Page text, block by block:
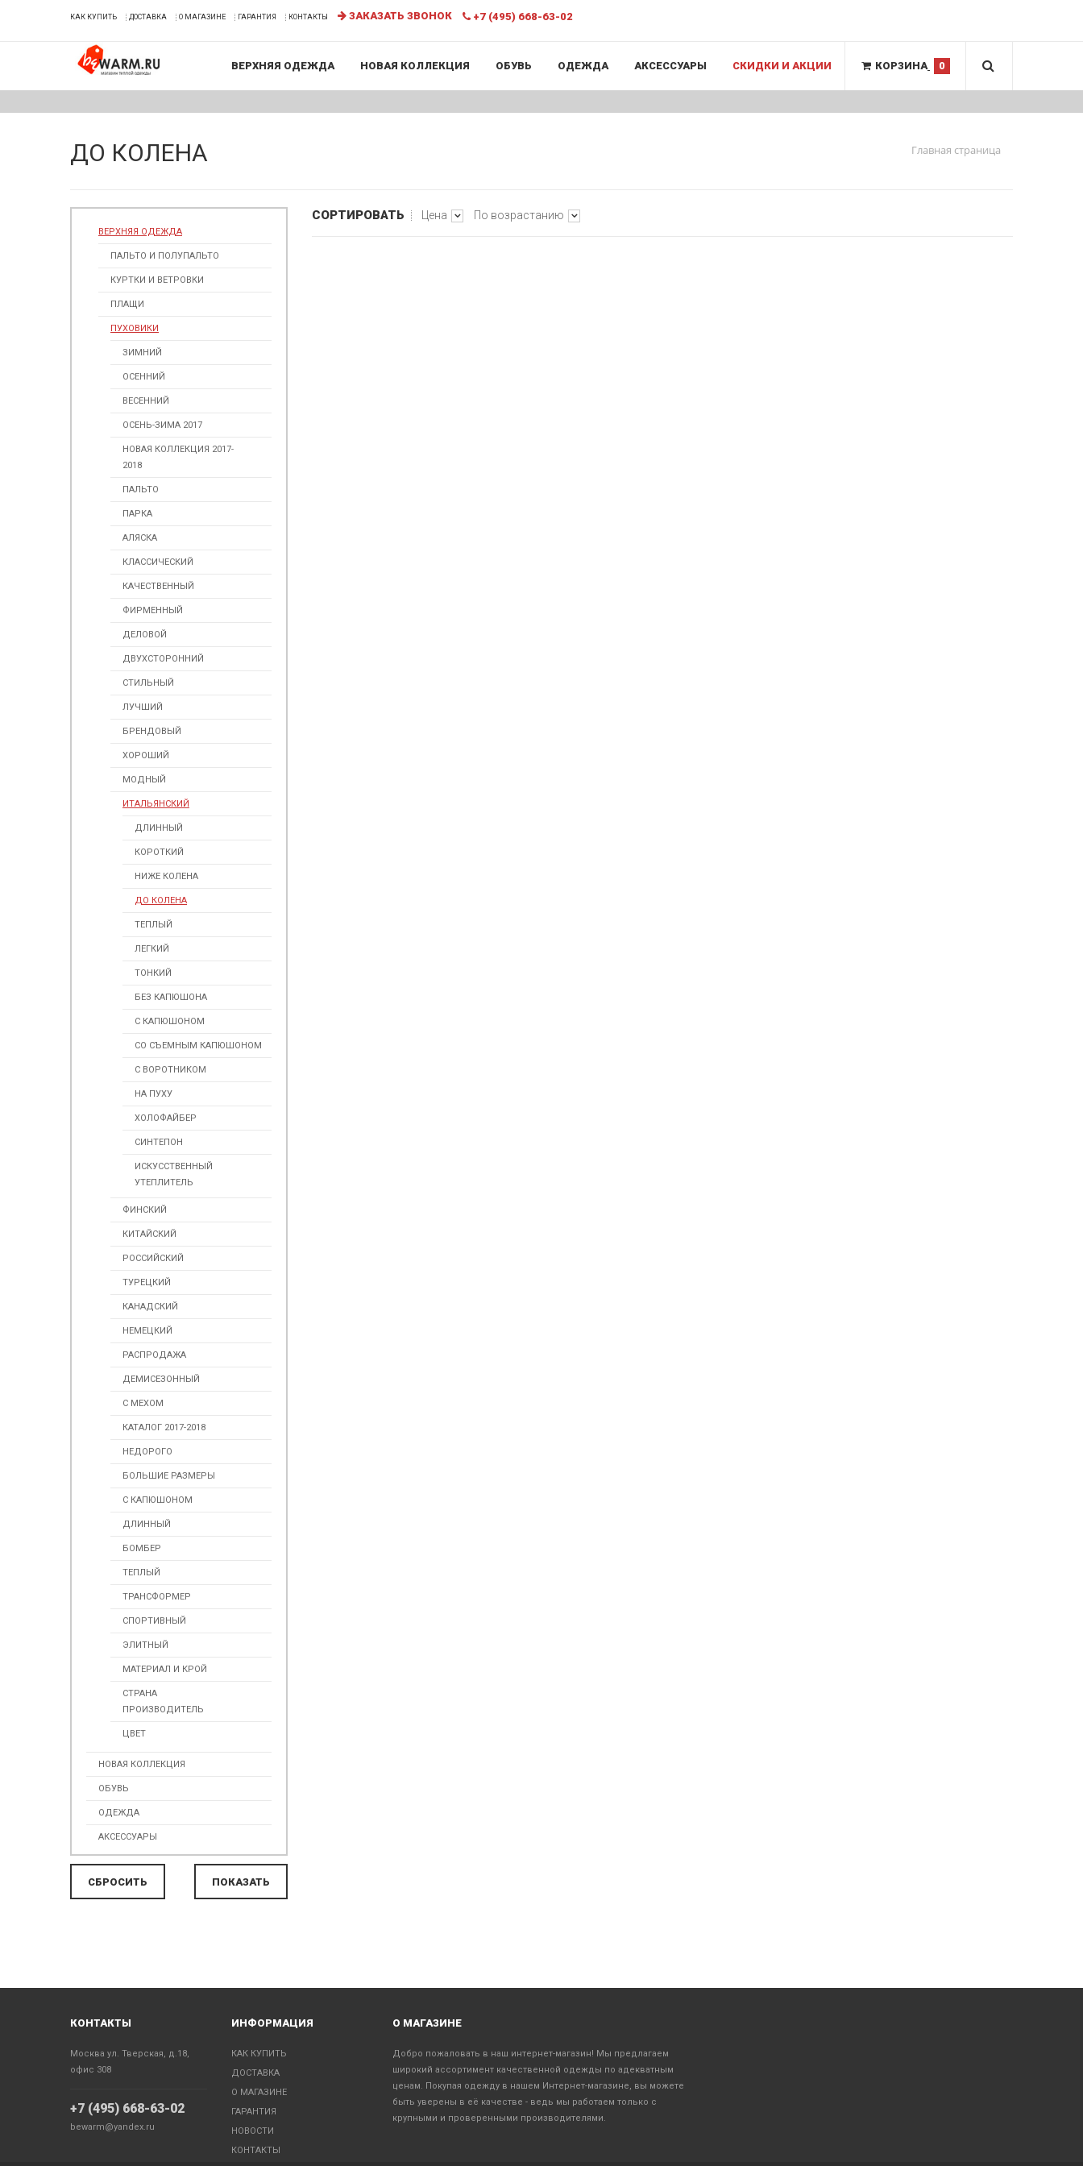
КАК КУПИТЬ ДОСТАВКА О МАГАЗИНЕ ГАРАНТИЯ КОНТАКТЫ ЗАКАЗАТЬ ЗВОНОК +7 (495) 668-63-02
КОРЗИНА 0
ВЕРХНЯЯ ОДЕЖДА НОВАЯ КОЛЛЕКЦИЯ ОБУВЬ ОДЕЖДА АКСЕССУАРЫ СКИДКИ И АКЦИИ
ДО КОЛЕНА Главная страница
ВЕРХНЯЯ ОДЕЖДА
ПАЛЬТО И ПОЛУПАЛЬТО
КУРТКИ И ВЕТРОВКИ
ПЛАЩИ
ПУХОВИКИ
ЗИМНИЙ
ОСЕННИЙ
ВЕСЕННИЙ
ОСЕНЬ-ЗИМА 2017
НОВАЯ КОЛЛЕКЦИЯ 2017-
2018
ПАЛЬТО
ПАРКА
АЛЯСКА
КЛАССИЧЕСКИЙ
КАЧЕСТВЕННЫЙ
ФИРМЕННЫЙ
ДЕЛОВОЙ
ДВУХСТОРОННИЙ
СТИЛЬНЫЙ
ЛУЧШИЙ
БРЕНДОВЫЙ
ХОРОШИЙ
МОДНЫЙ
ИТАЛЬЯНСКИЙ
ДЛИННЫЙ
КОРОТКИЙ
НИЖЕ КОЛЕНА
ДО КОЛЕНА
ТЕПЛЫЙ
ЛЕГКИЙ
ТОНКИЙ
БЕЗ КАПЮШОНА
С КАПЮШОНОМ
СО СЪЕМНЫМ КАПЮШОНОМ
С ВОРОТНИКОМ
НА ПУХУ
ХОЛОФАЙБЕР
СИНТЕПОН
ИСКУССТВЕННЫЙ
УТЕПЛИТЕЛЬ
ФИНСКИЙ
КИТАЙСКИЙ
РОССИЙСКИЙ
ТУРЕЦКИЙ
КАНАДСКИЙ
НЕМЕЦКИЙ
РАСПРОДАЖА
ДЕМИСЕЗОННЫЙ
С МЕХОМ
КАТАЛОГ 2017-2018
НЕДОРОГО
БОЛЬШИЕ РАЗМЕРЫ
С КАПЮШОНОМ
ДЛИННЫЙ
БОМБЕР
ТЕПЛЫЙ
ТРАНСФОРМЕР
СПОРТИВНЫЙ
ЭЛИТНЫЙ
МАТЕРИАЛ И КРОЙ
СТРАНА
ПРОИЗВОДИТЕЛЬ
ЦВЕТ
НОВАЯ КОЛЛЕКЦИЯ
ОБУВЬ
ОДЕЖДА
АКСЕССУАРЫ
СОРТИРОВАТЬ Цена По возрастанию
КОНТАКТЫ
Москва ул. Тверская, д.18,
офис 308
+7 (495) 668-63-02
bewarm@yandex.ru
ИНФОРМАЦИЯ
КАК КУПИТЬ
ДОСТАВКА
О МАГАЗИНЕ
ГАРАНТИЯ
НОВОСТИ
КОНТАКТЫ
О МАГАЗИНЕ
Добро пожаловать в наш интернет-магазин! Мы предлагаем
широкий ассортимент качественной одежды по адекватным
ценам. Покупая одежду в нашем Интернет-магазине, вы можете
быть уверены в её качестве - ведь мы работаем только с
крупными и проверенными производителями.